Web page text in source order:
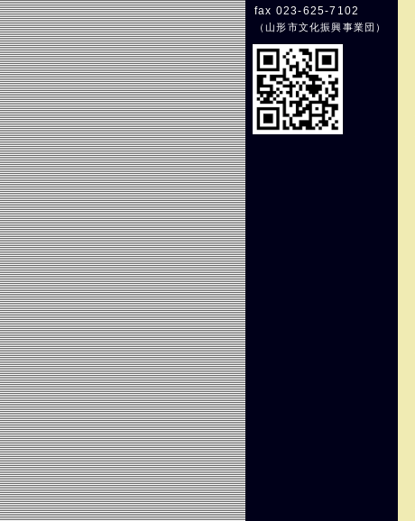
fax 023-625-7102
（山形市文化振興事業団 ）